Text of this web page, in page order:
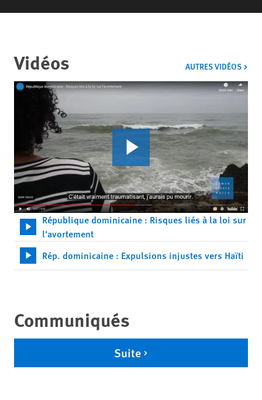
Vidéos AUTRES VIDÉOS
République dominicaine : Risques liés à la loi sur
l'avortement
Rép. dominicaine : Expulsions injustes vers Haïti
Communiqués
Suite